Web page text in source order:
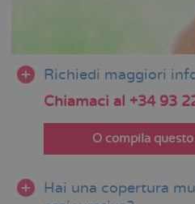
Richiedi maggiori
Chiamaci al +34 93
O compila
Hai una copertura